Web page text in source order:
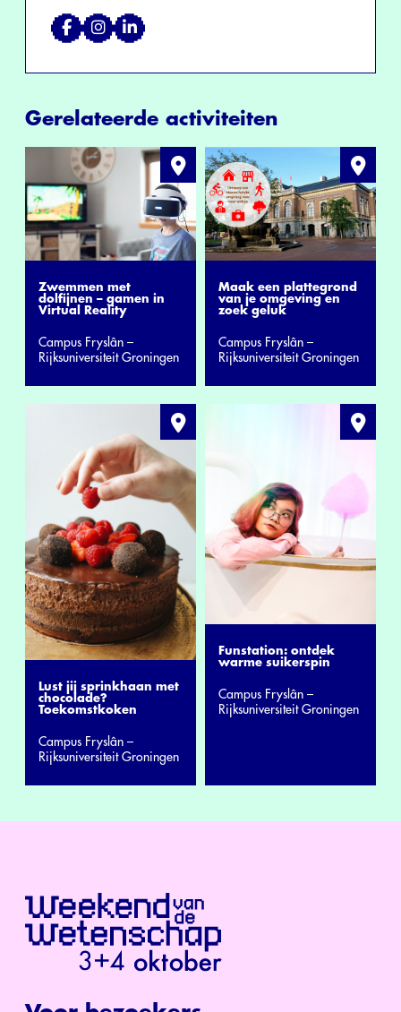
Gerelateerde activiteiten
Zwemmen met
dolfijnen – gamen in
Virtual Reality
Campus Fryslân –
Rijksuniversiteit Groningen
Maak een plattegrond
van je omgeving en
zoek geluk
Campus Fryslân –
Rijksuniversiteit Groningen
Lust jij sprinkhaan met
chocolade?
Toekomstkoken
Campus Fryslân –
Rijksuniversiteit Groningen
Funstation: ontdek
warme suikerspin
Campus Fryslân –
Rijksuniversiteit Groningen